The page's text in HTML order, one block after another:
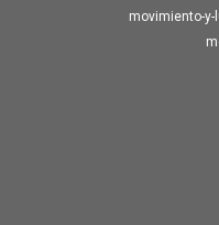
movimiento-y-